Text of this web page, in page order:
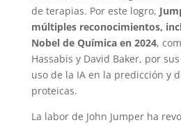
de terapias. Por este logro,
múltiples reconocimientos,
Nobel de Química en 2024,
Hassabis y David Baker, por
uso de la IA en la predicción y
proteicas.
La labor de John Jumper ha